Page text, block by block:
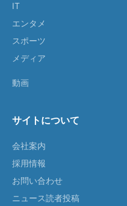
IT
エンタメ
スポーツ
メディア
動画
サイトについて
会社案内
採用情報
お問い合わせ
ニュース読者投稿